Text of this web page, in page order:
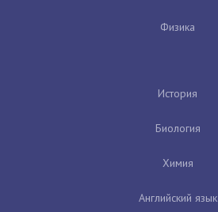
Физика
История
Биология
Химия
Английский язык